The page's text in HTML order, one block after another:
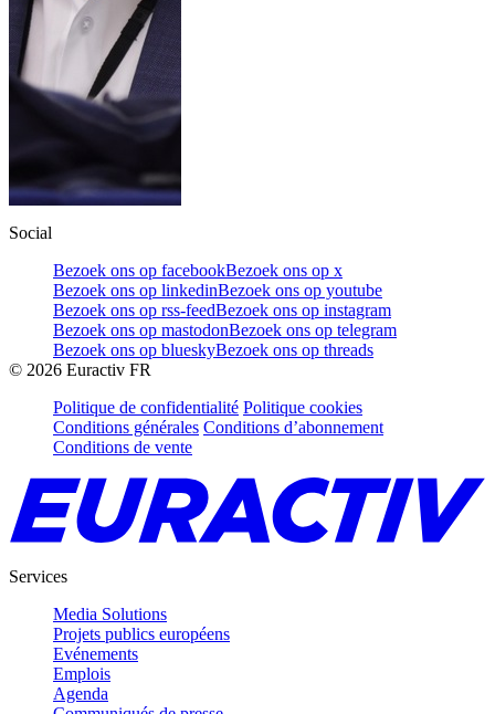
Social
Bezoek ons op facebookBezoek ons op x
Bezoek ons op linkedinBezoek ons op youtube
Bezoek ons op rss-feedBezoek ons op instagram
Bezoek ons op mastodonBezoek ons op telegram
Bezoek ons op blueskyBezoek ons op threads
© 2026 Euractiv FR
Politique de confidentialité Politique cookies
Conditions générales Conditions d’abonnement
Conditions de vente
Services
Media Solutions
Projets publics européens
Evénements
Emplois
Agenda